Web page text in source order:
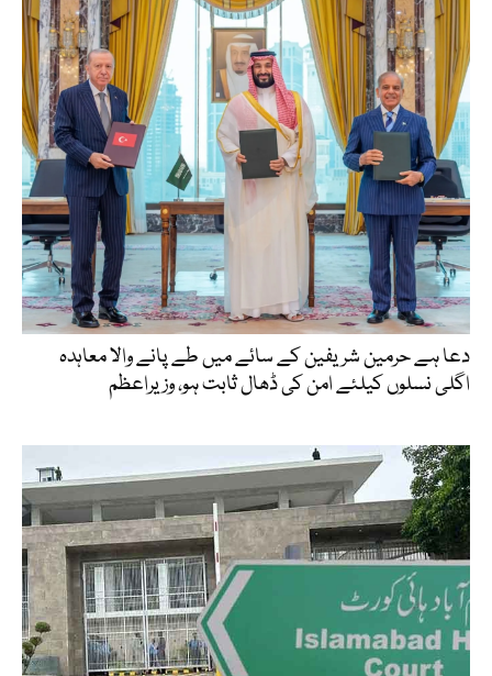
دعا ہے حرمین شریفین کے سائے میں طے پانے والا معاہدہ
اگلی نسلوں کیلئے امن کی ڈھال ثابت ہو، وزیراعظم